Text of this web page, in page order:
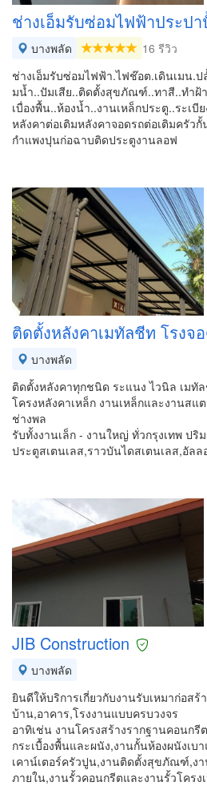
ช่างเอ็มรับซ่อมไฟฟ้าประป
บางพลัด
16 รีวิว
ช่างเอ็มรับซ่อมไฟฟ้า.ไฟช๊อต.เดินเมน.
มน้ำ..ปัมเสีย..ติดตั้งสุขภัณฑ์..ทาสี..ทำฝ้
เบื่องพื้น..ห้องน้ำ..งานเหล็กประตู..ระเบี
หลังคาต่อเติมหลังคาจอดรถต่อเติมครัว
กำแพงปุนก่อฉาบติดประตูงานลอฟ
ติดตั้งหลังคาเมทัลชีท โรงจ
บางพลัด
ติดตั้งหลังคาทุกชนิด ระแนง ไวนิล เมทั
โครงหลังคาเหล็ก งานเหล็กและงานสแ
ช่างพล
รับทั้งงานเล็ก - งานใหญ่ ทั่วกรุงเทพ ป
ประตูสเตนเลส,ราวบันไดสเตนเลส,อัล
JIB Construction
บางพลัด
ยินดีให้บริการเกี่ยวกับงานรับเหมาก่อสร้
บ้าน,อาคาร,โรงงานแบบครบวงจร
อาทิเช่น งานโครงสร้างรากฐานคอนกรี
กระเบื้องพื้นและผนัง,งานกั้นห้องผนังเบ
เคาน์เตอร์ครัวปูน,งานติดตั้งสุขภัณฑ์,ง
ภายใน,งานรั้วคอนกรีตและงานรั้วโครง